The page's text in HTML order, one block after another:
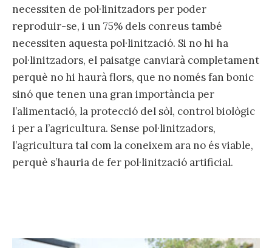
necessiten de pol·linitzadors per poder
reproduir-se, i un 75% dels conreus també
necessiten aquesta pol·linització. Si no hi ha
pol·linitzadors, el paisatge canviarà completament
perquè no hi haurà flors, que no només fan bonic
sinó que tenen una gran importància per
l’alimentació, la protecció del sòl, control biològic
i per a l’agricultura. Sense pol·linitzadors,
l’agricultura tal com la coneixem ara no és viable,
perquè s’hauria de fer pol·linització artificial.